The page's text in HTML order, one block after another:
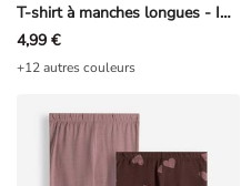
T-shirt à manches longues - Impression avant - mauve clair
4,99 €
+12 autres couleurs